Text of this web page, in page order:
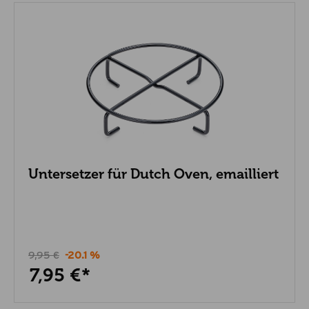
Untersetzer für Dutch Oven, emailliert
7,95 €*
9,95 € -20.1 %